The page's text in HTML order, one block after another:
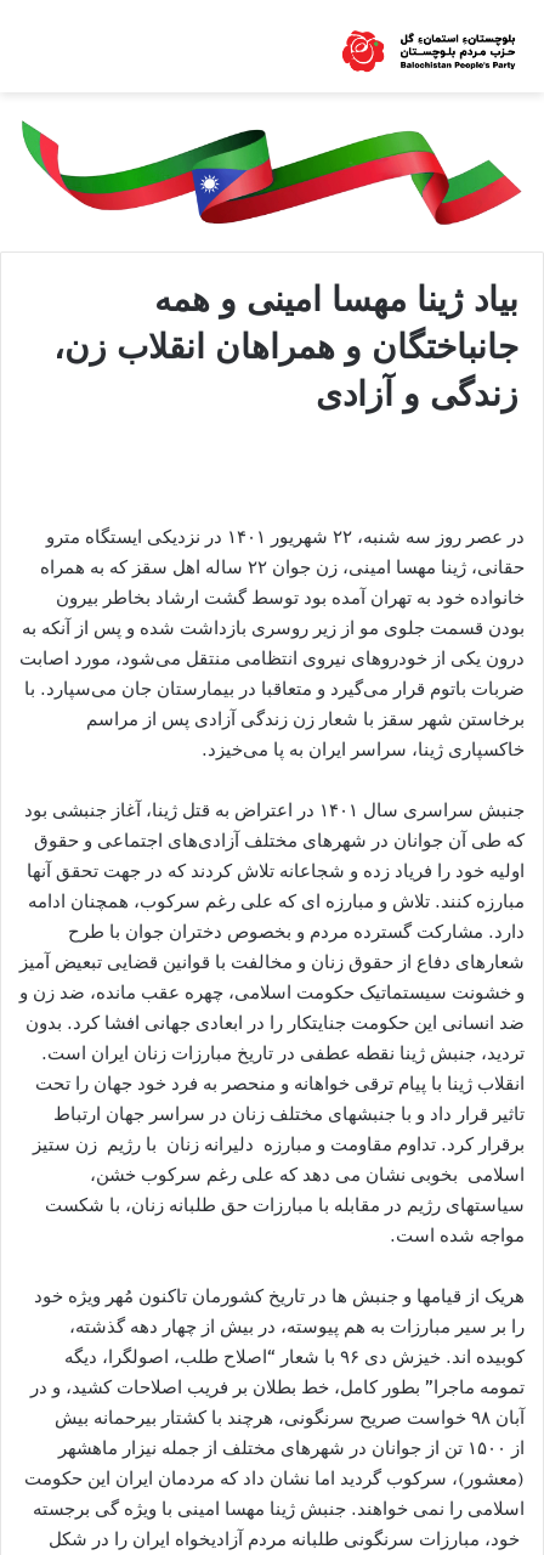
بیاد ژینا مهسا امینی و همه
جانباختگان و همراهان انقلاب زن،
زندگی و آزادی
در عصر روز سه شنبه، ۲۲ شهریور ۱۴۰۱ در نزدیکی ایستگاه مترو
حقانی، ژینا مهسا امینی، زن جوان ۲۲ ساله اهل سقز که به همراه
خانواده خود به تهران آمده بود توسط گشت ارشاد بخاطر بیرون
بودن قسمت جلوی مو از زیر روسری بازداشت شده و پس از آنکه به
درون یکی از خودروهای نیروی انتظامی منتقل می‌شود، مورد اصابت
ضربات باتوم قرار می‌گیرد و متعاقبا در بیمارستان جان می‌سپارد. با
برخاستن شهر سقز با شعار زن زندگی آزادی پس از مراسم
خاکسپاری ژینا، سراسر ایران به پا می‌خیزد.
جنبش سراسری سال‌ ۱۴۰۱ در اعتراض به قتل ژینا، آغاز جنبشی بود
که طی آن جوانان در شهرهای مختلف آزادی‌های اجتماعی و حقوق
اولیه خود را فریاد زده و شجاعانه تلاش کردند که در جهت تحقق آنها
مبارزه کنند. تلاش و مبارزه ای که علی رغم سرکوب، همچنان ادامه
دارد. مشارکت گسترده مردم و بخصوص دختران جوان با طرح
شعارهای دفاع از حقوق زنان و مخالفت با قوانین قضایی تبعیض آمیز
و خشونت سیستماتیک حکومت اسلامی، چهره عقب مانده، ضد زن و
ضد انسانی این حکومت جنایتکار را در ابعادی جهانی افشا کرد. بدون
تردید، جنبش ژینا نقطه عطفی در تاریخ مبارزات زنان ایران است.
انقلاب ژینا با پیام ترقی خواهانه و منحصر به فرد خود جهان را تحت
تاثیر قرار داد و با جنبشهای مختلف زنان در سراسر جهان ارتباط
برقرار کرد. تداوم مقاومت و مبارزه دلیرانه زنان با رژیم زن ستیز
اسلامی بخوبی نشان می دهد که علی رغم سرکوب خشن،
سیاستهای رژیم در مقابله با مبارزات حق طلبانه زنان، با شکست
مواجه شده است.
هریک از قیامها و جنبش ها در تاریخ کشورمان تاکنون مُهر ویژه خود
را بر سیر مبارزات به هم پیوسته، در بیش از چهار دهه گذشته،
کوبیده اند. خیزش دی ۹۶ با شعار “اصلاح طلب، اصولگرا، دیگه
تمومه ماجرا” بطور کامل، خط بطلان بر فریب اصلاحات کشید، و در
آبان ۹۸ خواست صریح سرنگونی، هرچند با کشتار بیرحمانه بیش
از ۱۵۰۰ تن از جوانان در شهرهای مختلف از جمله نیزار ماهشهر
(معشور)، سرکوب گردید اما نشان داد که مردمان ایران این حکومت
اسلامی را نمی خواهند. جنبش ژینا مهسا امینی با ویژه گی برجسته
خود، مبارزات سرنگونی طلبانه مردم آزادیخواه ایران را در شکل